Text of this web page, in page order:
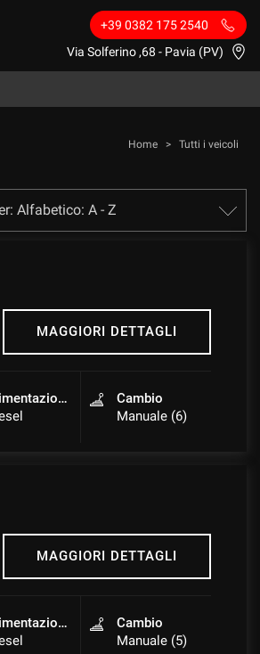
+39 0382 175 2540
Via Solferino ,68 - Pavia (PV)
Home > Tutti i veicoli
MAGGIORI DETTAGLI
Alimentazione
Cambio
Manuale (6)
MAGGIORI DETTAGLI
Alimentazione
Cambio
Manuale (5)